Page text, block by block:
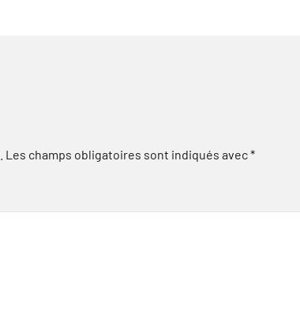
Les champs obligatoires sont indiqués avec*